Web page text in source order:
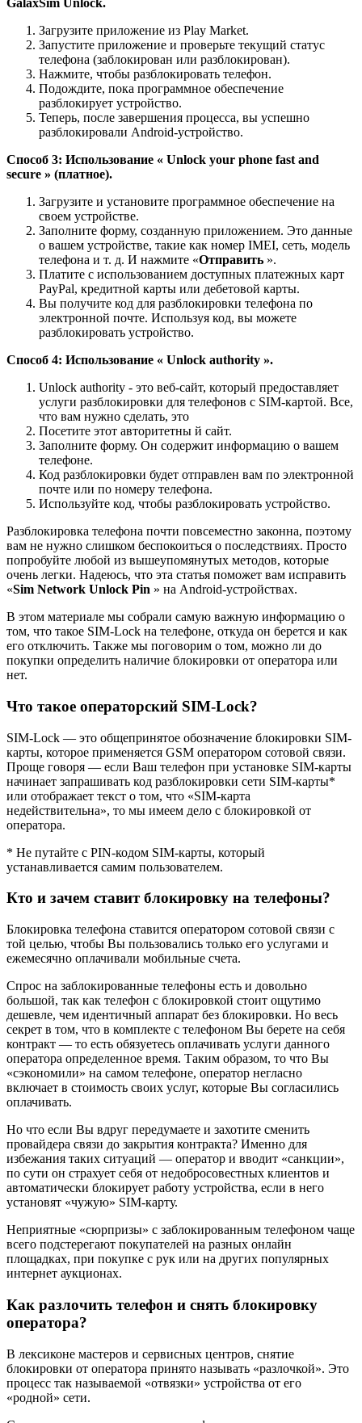
GalaxSim Unlock.
Загрузите приложение из Play Market.
Запустите приложение и проверьте текущий статус
телефона (заблокирован или разблокирован).
Нажмите, чтобы разблокировать телефон.
Подождите, пока программное обеспечение
разблокирует устройство.
Теперь, после завершения процесса, вы успешно
разблокировали Android-устройство.
Способ 3: Использование « Unlock your phone fast and
secure » (платное).
Загрузите и установите программное обеспечение на
своем устройстве.
Заполните форму, созданную приложением. Это данные
о вашем устройстве, такие как номер IMEI, сеть, модель
телефона и т. д. И нажмите «Отправить ».
Платите с использованием доступных платежных карт
PayPal, кредитной карты или дебетовой карты.
Вы получите код для разблокировки телефона по
электронной почте. Используя код, вы можете
разблокировать устройство.
Способ 4: Использование « Unlock authority ».
Unlock authority - это веб-сайт, который предоставляет
услуги разблокировки для телефонов с SIM-картой. Все,
что вам нужно сделать, это
Посетите этот авторитетны й сайт.
Заполните форму. Он содержит информацию о вашем
телефоне.
Код разблокировки будет отправлен вам по электронной
почте или по номеру телефона.
Используйте код, чтобы разблокировать устройство.
Разблокировка телефона почти повсеместно законна, поэтому
вам не нужно слишком беспокоиться о последствиях. Просто
попробуйте любой из вышеупомянутых методов, которые
очень легки. Надеюсь, что эта статья поможет вам исправить
«Sim Network Unlock Pin » на Android-устройствах.
В этом материале мы собрали самую важную информацию о
том, что такое SIM-Lock на телефоне, откуда он берется и как
его отключить. Также мы поговорим о том, можно ли до
покупки определить наличие блокировки от оператора или
нет.
Что такое операторский SIM-Lock?
SIM-Lock — это общепринятое обозначение блокировки SIM-
карты, которое применяется GSM оператором сотовой связи.
Проще говоря — если Ваш телефон при установке SIM-карты
начинает запрашивать код разблокировки сети SIM-карты*
или отображает текст о том, что «SIM-карта
недействительна», то мы имеем дело с блокировкой от
оператора.
* Не путайте с PIN-кодом SIM-карты, который
устанавливается самим пользователем.
Кто и зачем ставит блокировку на телефоны?
Блокировка телефона ставится оператором сотовой связи с
той целью, чтобы Вы пользовались только его услугами и
ежемесячно оплачивали мобильные счета.
Спрос на заблокированные телефоны есть и довольно
большой, так как телефон с блокировкой стоит ощутимо
дешевле, чем идентичный аппарат без блокировки. Но весь
секрет в том, что в комплекте с телефоном Вы берете на себя
контракт — то есть обязуетесь оплачивать услуги данного
оператора определенное время. Таким образом, то что Вы
«сэкономили» на самом телефоне, оператор негласно
включает в стоимость своих услуг, которые Вы согласились
оплачивать.
Но что если Вы вдруг передумаете и захотите сменить
провайдера связи до закрытия контракта? Именно для
избежания таких ситуаций — оператор и вводит «санкции»,
по сути он страхует себя от недобросовестных клиентов и
автоматически блокирует работу устройства, если в него
установят «чужую» SIM-карту.
Неприятные «сюрпризы» с заблокированным телефоном чаще
всего подстерегают покупателей на разных онлайн
площадках, при покупке с рук или на других популярных
интернет аукционах.
Как разлочить телефон и снять блокировку
оператора?
В лексиконе мастеров и сервисных центров, снятие
блокировки от оператора принято называть «разлочкой». Это
процесс так называемой «отвязки» устройства от его
«родной» сети.